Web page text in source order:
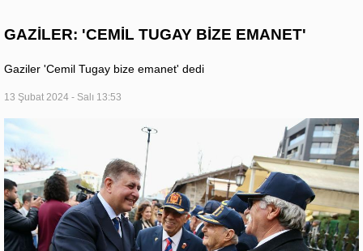
GAZİLER: 'CEMİL TUGAY BİZE EMANET'
Gaziler 'Cemil Tugay bize emanet' dedi
13 Şubat 2024 - Salı 13:53